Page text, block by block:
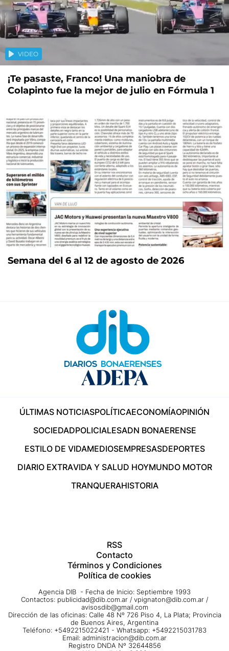
VIDEO
¡Te pasaste, Franco! Una maniobra de
Colapinto fue la mejor de julio en Fórmula 1
Semana del 6 al 12 de agosto de 2026
ÚLTIMAS NOTICIASPOLÍTICAECONOMÍAOPINIÓN
SOCIEDADPOLICIALESADN BONAERENSE
ESTILO DE VIDAMEDIOSEMPRESASDEPORTES
DIARIO EXTRAVIDA Y SALUD HOYMUNDO MOTOR
TRANQUERAHISTORIA
RSS
Contacto
Términos y Condiciones
Política de cookies
Agencia DIB - Fecha de Inicio: Septiembre 1993
Contactos: publicidad@dib.com.ar / vpignaton@dib.com.ar /
avisosdib@gmail.com
Dirección de las oficinas: Calle 48 Nº 726 Piso 4, La Plata; Provincia
de Buenos Aires, Argentina
Teléfono: +5492215022421 - Whatsapp: +5492215031783
Email: administracion@dib.com.ar
Registro DNDA Nº 32644856